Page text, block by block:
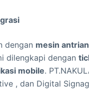
dengan mesin
dilengkapi dengan
mobile.
, dan Digital